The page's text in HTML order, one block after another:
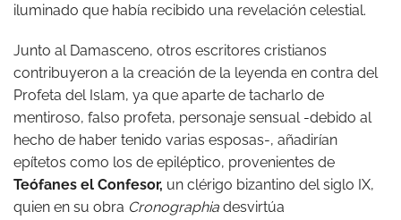
iluminado que había recibido una revelación celestial.
Junto al Damasceno, otros escritores cristianos
contribuyeron a la creación de la leyenda en contra del
Profeta del Islam, ya que aparte de tacharlo de
mentiroso, falso profeta, personaje sensual -debido al
hecho de haber tenido varias esposas-, añadirían
epítetos como los de epiléptico, provenientes de
Teófanes el Confesor, un clérigo bizantino del siglo IX,
quien en su obra Cronographia desvirtúa